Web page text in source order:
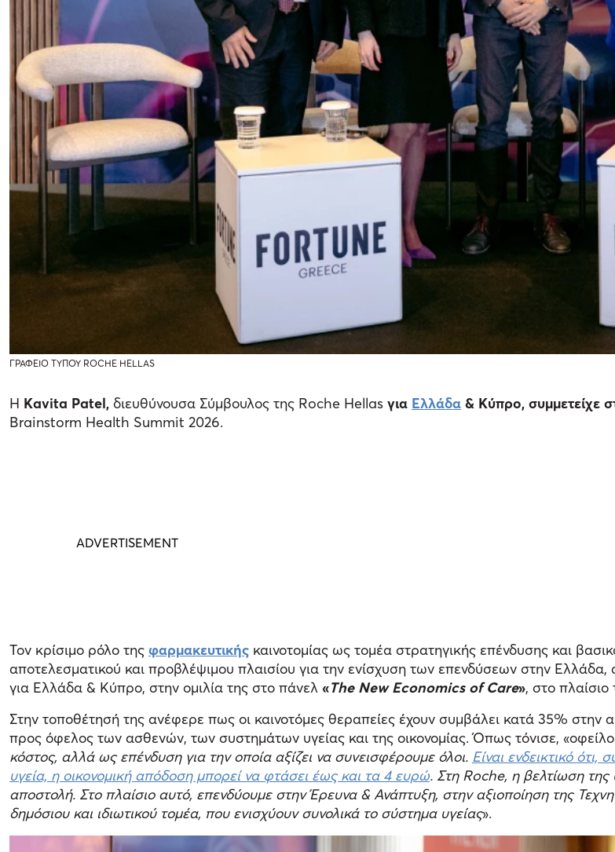
ΓΡΑΦΕΙΟ ΤΥΠΟΥ ROCHE HELLAS
H Kavita Patel, διευθύνουσα Σύμβουλος της Roche Hellas για Ελλάδα & Κύπρο, συμμετείχε
Brainstorm Health Summit 2026.
Τον κρίσιμο ρόλο της φαρμακευτικής καινοτομίας ως τομέα στρατηγικής επένδυσης και
αποτελεσματικού και προβλέψιμου πλαισίου για την ενίσχυση των επενδύσεων στην Ελλάδα,
για Ελλάδα & Κύπρο, στην ομιλία της στο πάνελ «The New Economics of Care», στο πλαίσιο
Στην τοποθέτησή της ανέφερε πως οι καινοτόμες θεραπείες έχουν συμβάλει κατά 35%
προς όφελος των ασθενών, των συστημάτων υγείας και της οικονομίας. Όπως τόνισε,
κόστος, αλλά ως επένδυση για την οποία αξίζει να συνεισφέρουμε όλοι. Είναι ενδεικτικό
υγεία, η οικονομική απόδοση μπορεί να φτάσει έως και τα 4 ευρώ. Στη Roche, η βελτίωση
αποστολή. Στο πλαίσιο αυτό, επενδύουμε στην Έρευνα & Ανάπτυξη, στην αξιοποίηση της
δημόσιου και ιδιωτικού τομέα, που ενισχύουν συνολικά το σύστημα υγείας».